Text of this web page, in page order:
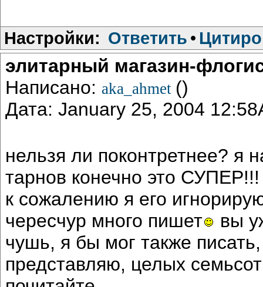
Настройки: Ответить •
элитарный магазин-
Написано: aka_ahmet ()
Дата: January 25, 2004
нельзя ли поконтретнее? я
тарнов конечно это СУПЕР!!!
к сожалению я его
чересчур много пишет
вы
чушь, я бы мог также
представляю, целых